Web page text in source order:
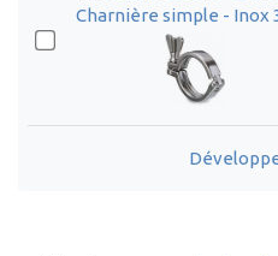
Charnière simple - Inox